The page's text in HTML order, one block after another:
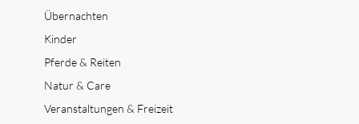
Übernachten
Kinder
Pferde & Reiten
Natur & Care
Veranstaltungen & Freizeit